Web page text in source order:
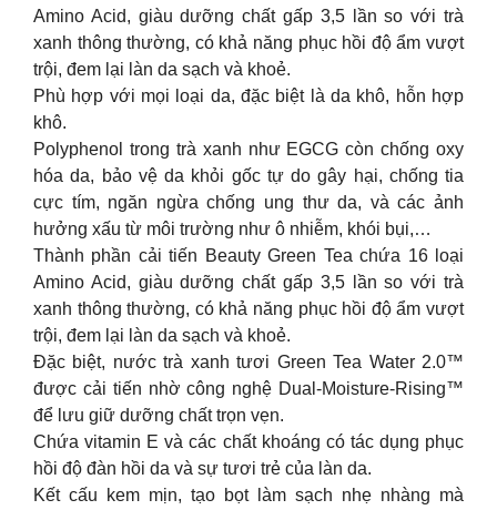
Amino Acid, giàu dưỡng chất gấp 3,5 lần so với trà
xanh thông thường, có khả năng phục hồi độ ẩm vượt
trội, đem lại làn da sạch và khoẻ.
Phù hợp với mọi loại da, đặc biệt là da khô, hỗn hợp
khô.
Polyphenol trong trà xanh như EGCG còn chống oxy
hóa da, bảo vệ da khỏi gốc tự do gây hại, chống tia
cực tím, ngăn ngừa chống ung thư da, và các ảnh
hưởng xấu từ môi trường như ô nhiễm, khói bụi,…
Thành phần cải tiến Beauty Green Tea chứa 16 loại
Amino Acid, giàu dưỡng chất gấp 3,5 lần so với trà
xanh thông thường, có khả năng phục hồi độ ẩm vượt
trội, đem lại làn da sạch và khoẻ.
Đặc biệt, nước trà xanh tươi Green Tea Water 2.0™
được cải tiến nhờ công nghệ Dual-Moisture-Rising™
để lưu giữ dưỡng chất trọn vẹn.
Chứa vitamin E và các chất khoáng có tác dụng phục
hồi độ đàn hồi da và sự tươi trẻ của làn da.
Kết cấu kem mịn, tạo bọt làm sạch nhẹ nhàng mà